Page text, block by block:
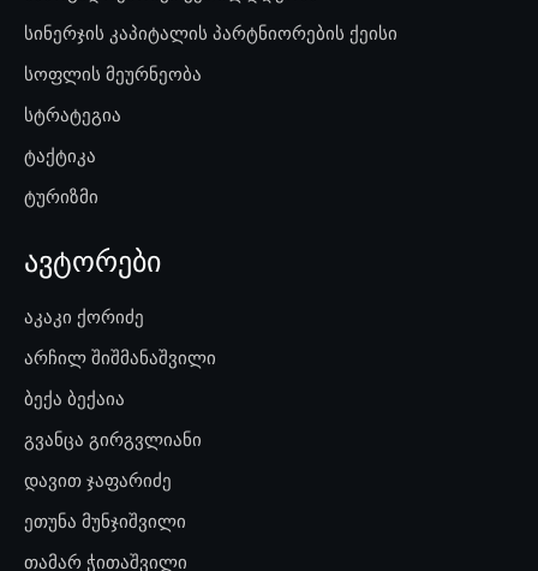
სინერჯის კაპიტალის პარტნიორების ქეისი
სოფლის მეურნეობა
სტრატეგია
ტაქტიკა
ტურიზმი
ავტორები
აკაკი ქორიძე
არჩილ შიშმანაშვილი
ბექა ბექაია
გვანცა გირგვლიანი
დავით ჯაფარიძე
ეთუნა მუნჯიშვილი
თამარ ჭითაშვილი